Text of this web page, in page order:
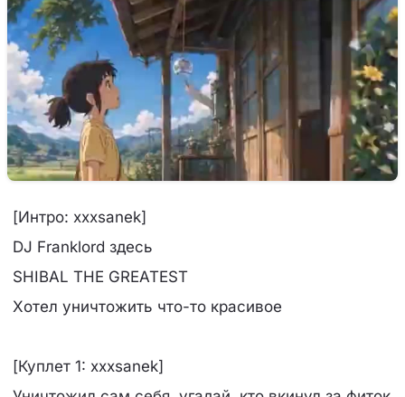
[Интро: xxxsanek]
DJ Franklord здесь
SHIBAL THE GREATEST
Хотел уничтожить что-то красивое
[Куплет 1: xxxsanek]